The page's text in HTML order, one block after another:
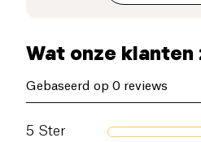
Wat onze klanten
Gebaseerd op 0 reviews
5 Ster